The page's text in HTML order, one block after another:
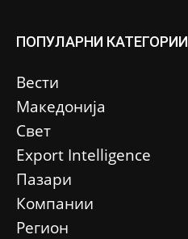
ПОПУЛАРНИ КАТЕГОРИИ
Вести
Македонија
Свет
Еxport Intelligence
Пазари
Компании
Регион